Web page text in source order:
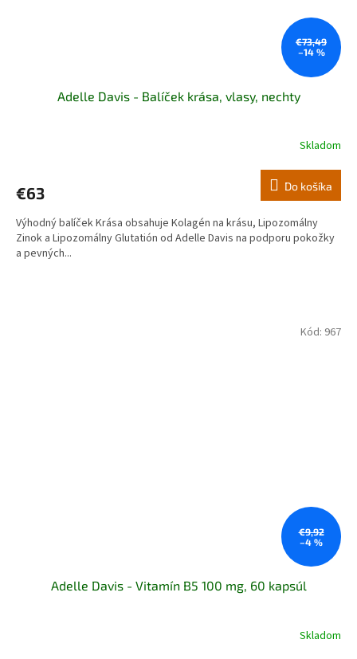
€73,49
–14 %
Adelle Davis - Balíček krása, vlasy, nechty
Skladom
€63 Do košíka
Výhodný balíček Krása obsahuje Kolagén na krásu, Lipozomálny
Zinok a Lipozomálny Glutatión od Adelle Davis na podporu pokožky
a pevných...
€9,92
–4 %
Adelle Davis - Vitamín B5 100 mg, 60 kapsúl
Skladom
Kód: 967